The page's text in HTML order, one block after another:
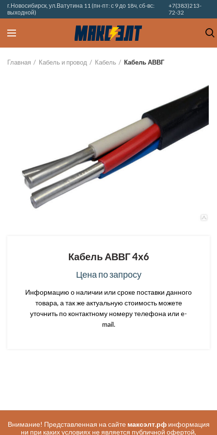
г.Новосибирск, ул.Ватутина 11 (пн-пт: с 9 до 18ч, сб-вс:
выходной)
+7(383)213-
72-32
Главная Кабель и провод Кабель Кабель АВВГ
Кабель АВВГ 4х6
Цена по запросу
Информацию о наличии или сроке поставки данного
товара, а так же актуальную стоимость можете
уточнить по контактному номеру телефона или e-
mail.
Внимание! Представленная на сайте максэлт.рфинформация
ни при каких условиях не является публичной офертой,